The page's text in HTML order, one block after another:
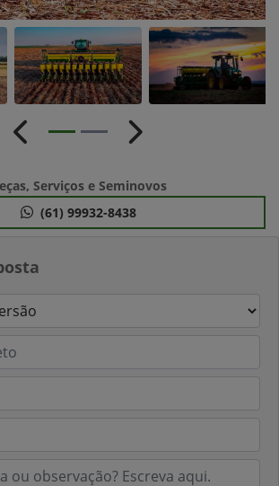
Anterior Próximo
Serviços e Seminovos
(61) 99932-8438